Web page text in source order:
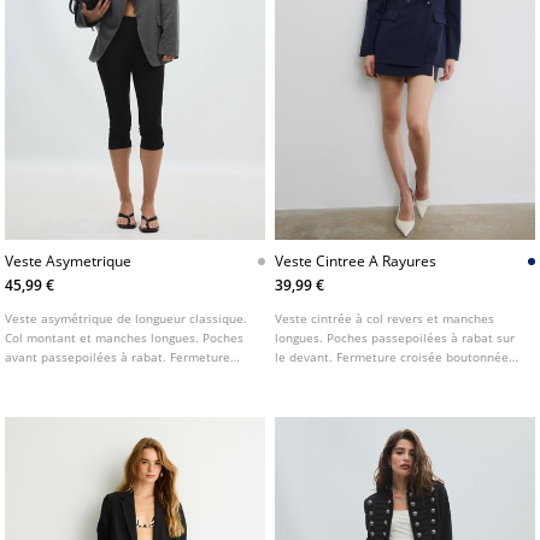
Veste Asymetrique
45,99 €
Veste asymétrique de longueur classique.
Col montant et manches longues. Poches
avant passepoilées à rabat. Fermeture
Veste Cintree A Rayures
39,99 €
Veste cintrée à col revers et manches
longues. Poches passepoilées à rabat sur
le devant. Fermeture croisée boutonnée